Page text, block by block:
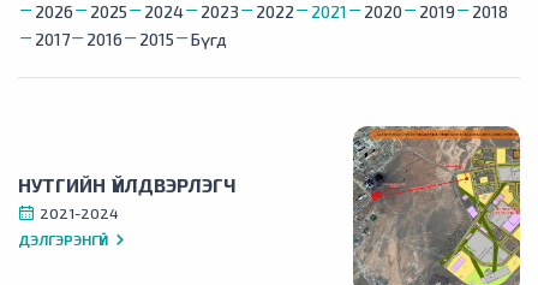
НУТГИЙН ҮЙЛДВЭРЛЭГЧ
2021-2024
ДЭЛГЭРЭНГҮЙ
2026 2025 2024 2023 2022 2021 2020 2019
2018
2017
2016 2015 Бүгд